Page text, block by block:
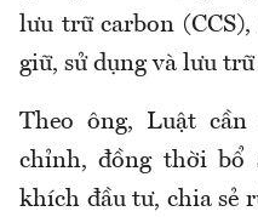
lưu trữ carbon
giữ, sử dụng và lưu
Theo ông, Luật
chỉnh, đồng thời bổ
khích đầu tư, chia sẻ